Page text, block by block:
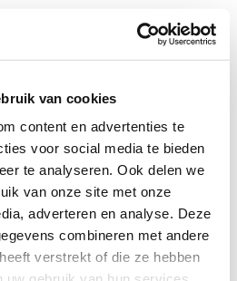
van cookies
content en advertenties te
voor social media te bieden
te analyseren. Ook delen we
van onze site met onze
adverteren en analyse. Deze
combineren met andere
verstrekt of die ze hebben
Heart Jersey Sand/Black